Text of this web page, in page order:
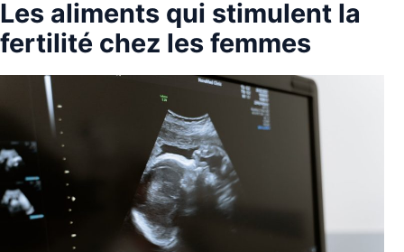
Les aliments qui stimulent la
fertilité chez les femmes